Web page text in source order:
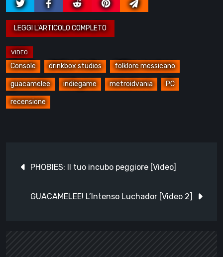
Console drinkbox studios folklore messicano
guacamelee indiegame metroidvania PC
recensione
articoli
PHOBIES: Il tuo incubo peggiore [Video]
GUACAMELEE! L’Intenso Luchador [Video 2]